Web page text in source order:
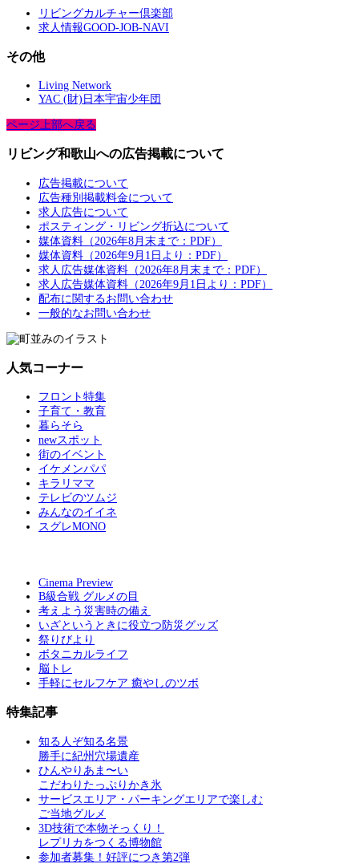
リビングカルチャー倶楽部
求人情報GOOD-JOB-NAVI
その他
Living Network
YAC (財)日本宇宙少年団
ページ上部へ戻る
リビング和歌山への広告掲載について
広告掲載について
広告種別掲載料金について
求人広告について
ポスティング・リビング折込について
媒体資料（2026年8月末まで：PDF）
媒体資料（2026年9月1日より：PDF）
求人広告媒体資料（2026年8月末まで：PDF）
求人広告媒体資料（2026年9月1日より：PDF）
配布に関するお問い合わせ
一般的なお問い合わせ
人気コーナー
フロント特集
子育て・教育
暮らそら
newスポット
街のイベント
イケメンパパ
キラリママ
テレビのツムジ
みんなのイイネ
スグレMONO
Cinema Preview
B級合戦 グルメの目
考えよう災害時の備え
いざというときに役立つ防災グッズ
祭りびより
ボタニカルライフ
脳トレ
手軽にセルフケア 癒やしのツボ
特集記事
知る人ぞ知る名景
勝手に紀州穴場遺産
ひんやりあま〜い
こだわりたっぷりかき氷
サービスエリア・パーキングエリアで楽しむ
ご当地グルメ
3D技術で本物そっくり！
レプリカをつくる博物館
参加者募集！好評につき第2弾